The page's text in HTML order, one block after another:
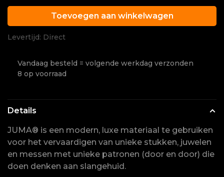
Toevoegen aan winkelwagen
Levertijd: Direct
Vandaag besteld = volgende werkdag verzonden
8 op voorraad
Details
JUMA® is een modern, luxe materiaal te gebruiken
voor het vervaardigen van unieke stukken, juwelen
en messen met unieke patronen (door en door) die
doen denken aan slangehuid.